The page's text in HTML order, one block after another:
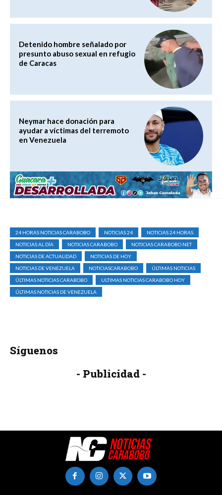
Detenido hombre señalado por
presunto abuso sexual en refugio
de Caracas
Neymar hace donación para
ayudar a víctimas del terremoto
en Venezuela
24 HORAS NOTICIAS CARABOBO NOTICIAS 24
NOTICIAS 24 HORAS
NOTICIAS AL DÍA
NOTICIAS CARABOBO
NOTICIAS CARABOBO NET
NOTICIAS DE ACTUALIDAD
NOTICIAS DE HOY
NOTICIAS DE VENEZUELA
NOTICIASCARABOBO
ÚLTIMAS NOTICIAS
ÚLTIMAS NOTICIAS CARABOBO
ULTIMAS NOTICIAS CARABOBO HOY
ÚLTIMAS NOTICIAS DE VENEZUELA
Síguenos
- Publicidad -